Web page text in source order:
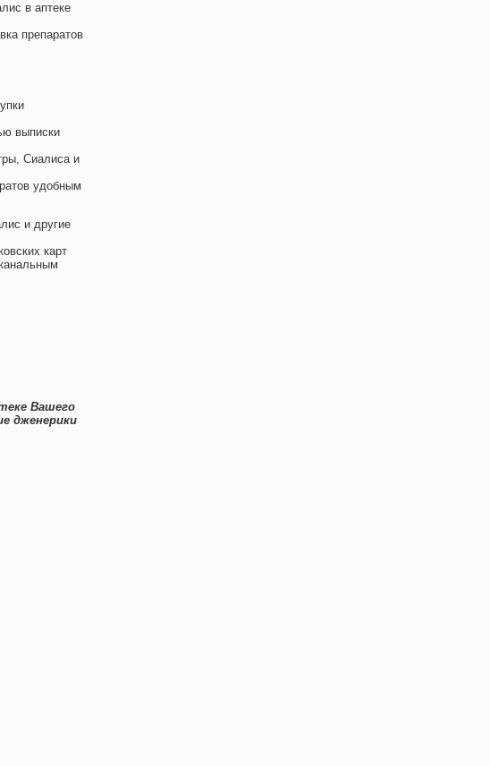
в аптеке
препаратов
выписки
Сиалиса и
удобным
и другие
карт
Вашего
дженерики